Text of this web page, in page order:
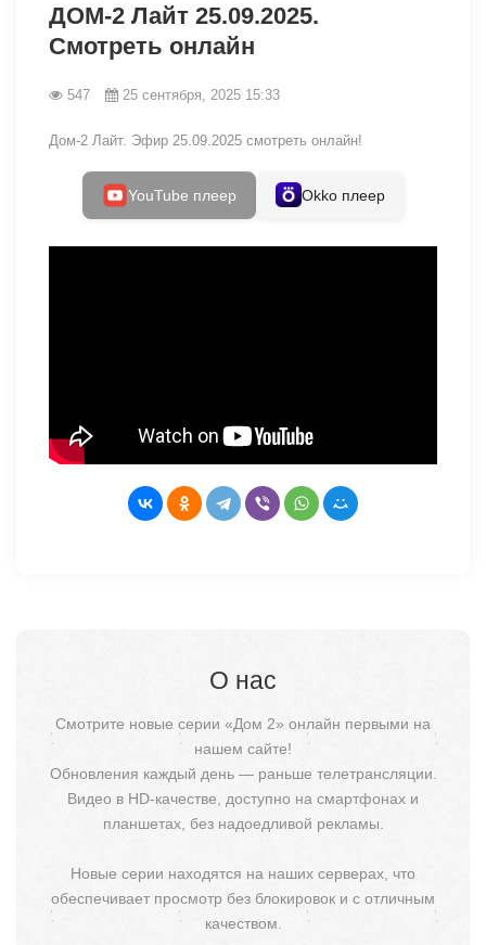
ДОМ-2 Лайт 25.09.2025.
Смотреть онлайн
547 25 сентября, 2025 15:33
Дом-2 Лайт. Эфир 25.09.2025 смотреть онлайн!
YouTube плеер Okko плеер
О нас
Смотрите новые серии «Дом 2» онлайн первыми на
нашем сайте!
Обновления каждый день — раньше телетрансляции.
Видео в HD-качестве, доступно на смартфонах и
планшетах, без надоедливой рекламы.
Новые серии находятся на наших серверах, что
обеспечивает просмотр без блокировок и с отличным
качеством.